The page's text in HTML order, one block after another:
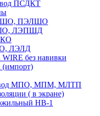
ПСДКТ
ПЭЛШО
ЛЭПШД
ЛЭЛД
без навивки
(импорт)
МПО, МПМ, МЛТП
( в экране)
HB-1